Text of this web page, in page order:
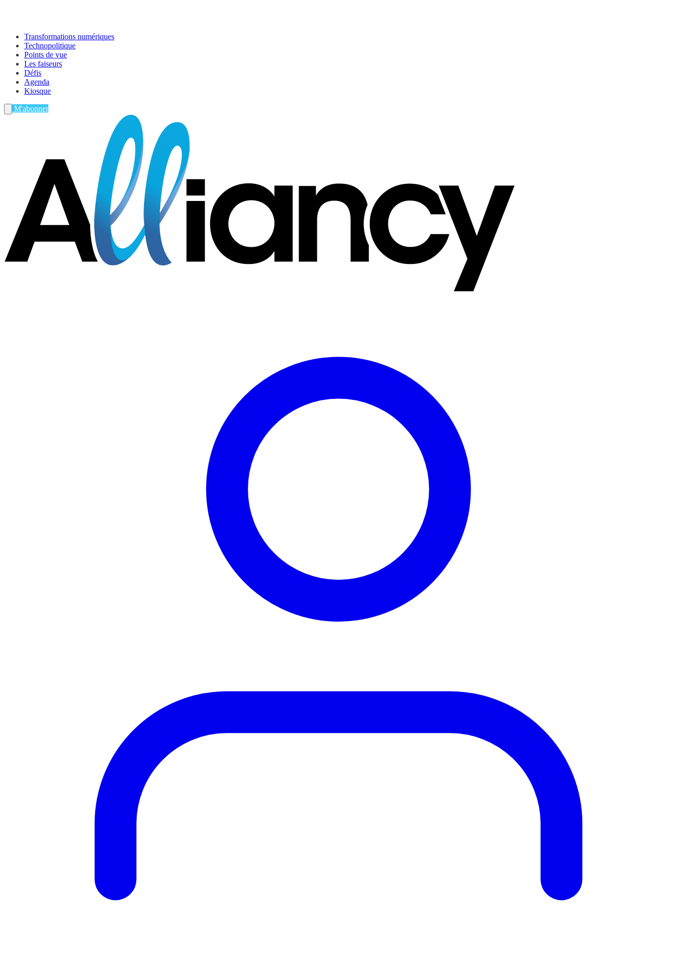
Transformations numériques
Technopolitique
Points de vue
Les faiseurs
Défis
Agenda
Kiosque
M'abonner